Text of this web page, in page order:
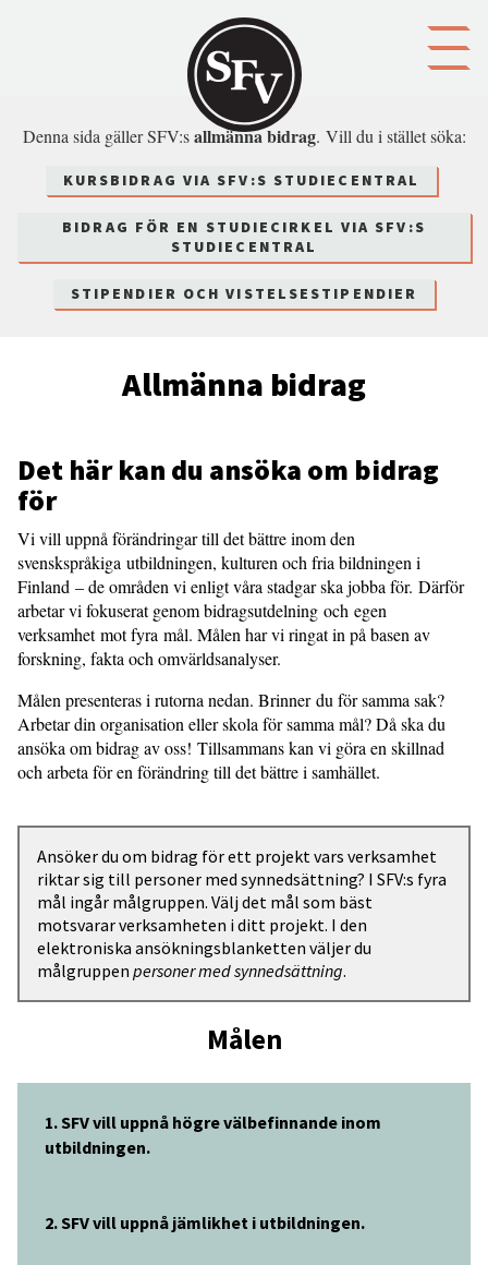
Denna sida gäller SFV:sallmänna bidrag. Vill du i stället söka:
KURSBIDRAG VIA SFV:S STUDIECENTRAL
BIDRAG FÖR EN STUDIECIRKEL VIA SFV:S
STUDIECENTRAL
STIPENDIER OCH VISTELSESTIPENDIER
Allmänna bidrag
Det här kan du ansöka om bidrag
för
Vi vill uppnå förändringar till det bättre inom den
svenskspråkiga utbildningen, kulturen och fria bildningen i
Finland – de områden vi enligt våra stadgar ska jobba för. Därför
arbetar vi fokuserat genom bidragsutdelning och egen
verksamhet mot fyra mål. Målen har vi ringat in på basen av
forskning, fakta och omvärldsanalyser.
Målen presenteras i rutorna nedan. Brinner du för samma sak?
Arbetar din organisation eller skola för samma mål? Då ska du
ansöka om bidrag av oss! Tillsammans kan vi göra en skillnad
och arbeta för en förändring till det bättre i samhället.
Ansöker du om bidrag för ett projekt vars verksamhet
riktar sig till personer med synnedsättning? I SFV:s fyra
mål ingår målgruppen. Välj det mål som bäst
motsvarar verksamheten i ditt projekt. I den
elektroniska ansökningsblanketten väljer du
målgruppen personer med synnedsättning.
Målen
1. SFV vill uppnå högre välbefinnande inom
utbildningen.
2. SFV vill uppnå jämlikhet i utbildningen.